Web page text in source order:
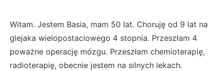
Witam. Jestem Basia, mam 50 lat. Choruję od 9 lat na
glejaka wielopostaciowego 4 stopnia. Przeszłam 4
poważne operację mózgu. Przeszłam chemioterapię,
radioterapię, obecnie jestem na silnych lekach.